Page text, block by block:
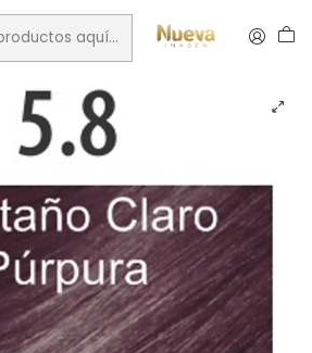
TINTURA CROMATONE PURPLE 60 ML 5.8